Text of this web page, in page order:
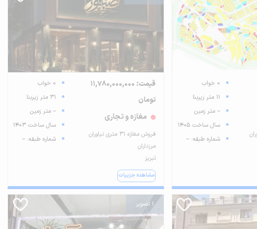
0 خواب
11 متر زیربنا
-- متر زمین
سال ساخت 1405
شماره طبقه: --
قیمت: 11,780,000,000
تومان
مغازه و تجاری
فروش مغازه ۳۱ متری نیاوران
مرزداران
تبریز
مشاهده جزییات
0 خواب
31 متر زیربنا
-- متر زمین
سال ساخت 1403
شماره طبقه: --
1 تصویر